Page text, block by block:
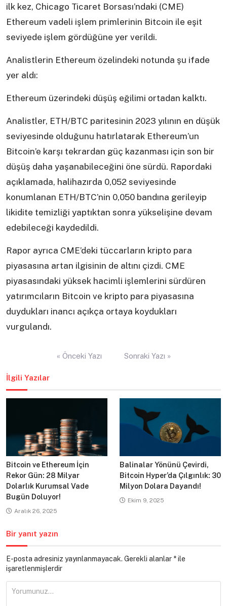
ilk kez, Chicago Ticaret Borsası’ndaki (CME)
Ethereum vadeli işlem primlerinin Bitcoin ile eşit
seviyede işlem gördüğüne yer verildi.
Analistlerin Ethereum özelindeki notunda şu ifade
yer aldı:
Ethereum üzerindeki düşüş eğilimi ortadan kalktı.
Analistler, ETH/BTC paritesinin 2023 yılının en düşük
seviyesinde olduğunu hatırlatarak Ethereum’un
Bitcoin’e karşı tekrardan güç kazanması için son bir
düşüş daha yaşanabileceğini öne sürdü. Rapordaki
açıklamada, halihazırda 0,052 seviyesinde
konumlanan ETH/BTC’nin 0,050 bandına gerileyip
likidite temizliği yaptıktan sonra yükselişine devam
edebileceği kaydedildi.
Rapor ayrıca CME’deki tüccarların kripto para
piyasasına artan ilgisinin de altını çizdi. CME
piyasasındaki yüksek hacimli işlemlerini sürdüren
yatırımcıların Bitcoin ve kripto para piyasasına
duydukları inancı açıkça ortaya koydukları
vurgulandı.
« Önceki Yazı Sonraki Yazı »
İlgili Yazılar
Bitcoin ve Ethereum İçin
Rekor Gün: 28 Milyar
Dolarlık Kurumsal Vade
Bugün Doluyor!
Aralık 26, 2025
Balinalar Yönünü Çevirdi,
Bitcoin Hyper’da Çılgınlık: 30
Milyon Dolara Dayandı!
Ekim 9, 2025
Bir yanıt yazın
E-posta adresiniz yayınlanmayacak. Gerekli alanlar *ile
işaretlenmişlerdir